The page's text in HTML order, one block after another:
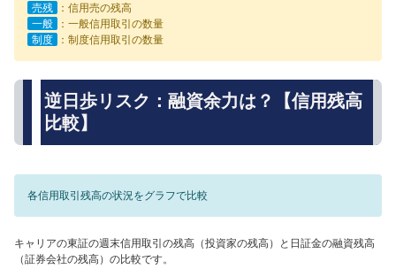
売残
：信用売の残高
一般
：一般信用取引の数量
制度
：制度信用取引の数量
逆日歩リスク：融資余力は？【信用残高
比較】
各信用取引残高の状況をグラフで比較
キャリアの東証の週末信用取引の残高（投資家の残高）と日証金の融資残高
（証券会社の残高）の比較です。